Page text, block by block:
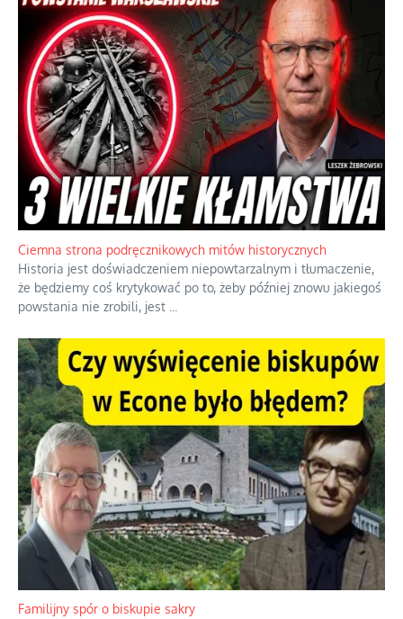
Ciemna strona podręcznikowych mitów historycznych
Historia jest doświadczeniem niepowtarzalnym i tłumaczenie,
że będziemy coś krytykować po to, żeby później znowu jakiegoś
powstania nie zrobili, jest
Familijny spór o biskupie sakry